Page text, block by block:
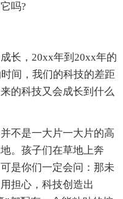
吗?
长，20xx年到20xx年的
间，我们的科技的差距
的科技又会成长到什么
不是一大片一大片的高
。孩子们在草地上奔
是你们一定会问：那未
担心，科技创造出